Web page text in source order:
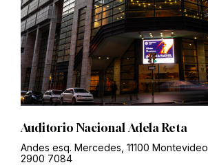
Auditorio Nacional Adela Reta
Andes esq. Mercedes, 11100 Montevideo
2900 7084